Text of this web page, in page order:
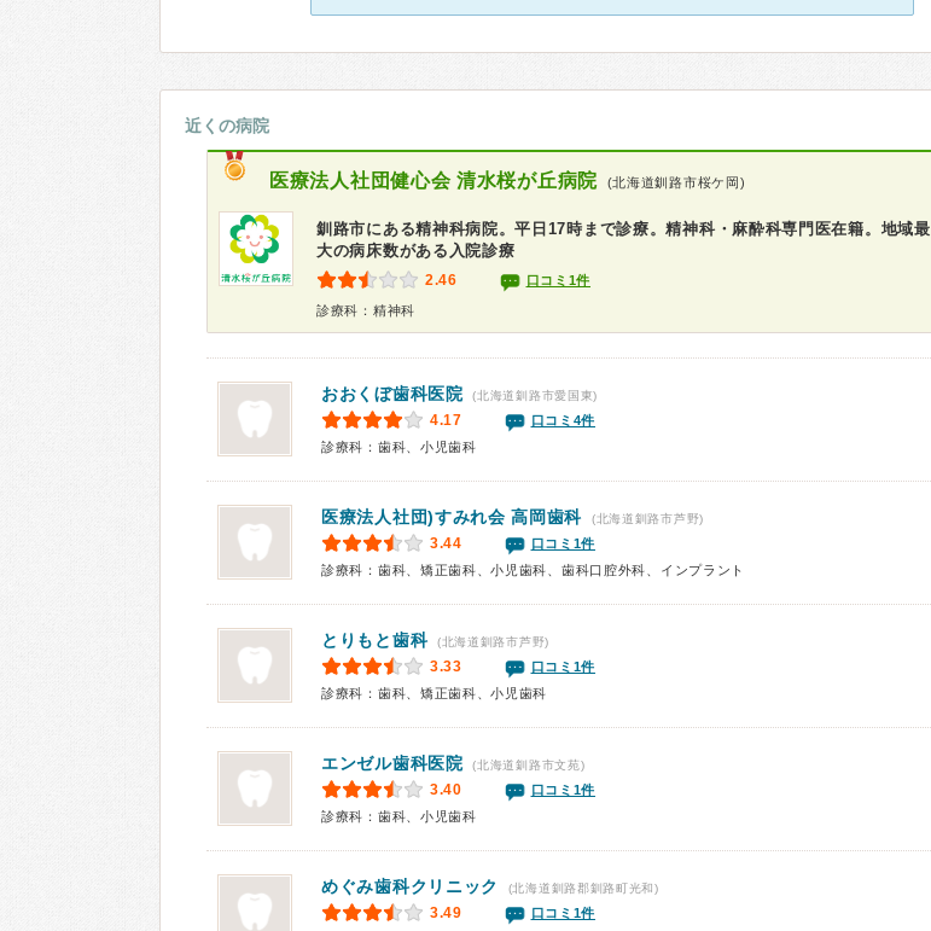
近くの病院
医療法人社団健心会 清水桜が丘病院 (北海道釧路市桜ケ岡)
釧路市にある精神科病院。平日17時まで診療。精神科・麻酔科専門医在籍。地域最
大の病床数がある入院診療
2.46 口コミ1件
診療科：精神科
おおくぼ歯科医院 (北海道釧路市愛国東)
4.17
口コミ4件
診療科：歯科、小児歯科
医療法人社団)すみれ会 高岡歯科 (北海道釧路市芦野)
3.44
口コミ1件
診療科：歯科、矯正歯科、小児歯科、歯科口腔外科、インプラント
とりもと歯科 (北海道釧路市芦野)
3.33
口コミ1件
診療科：歯科、矯正歯科、小児歯科
エンゼル歯科医院 (北海道釧路市文苑)
3.40
口コミ1件
診療科：歯科、小児歯科
めぐみ歯科クリニック (北海道釧路郡釧路町光和)
3.49
口コミ1件